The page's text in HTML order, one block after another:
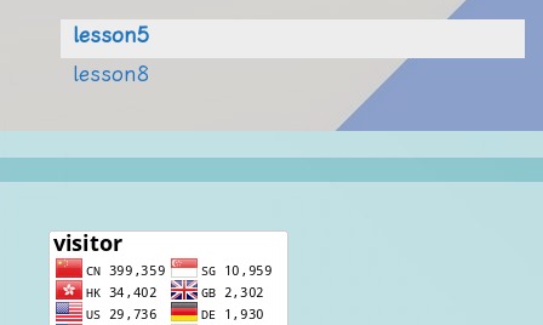
lesson5
lesson8